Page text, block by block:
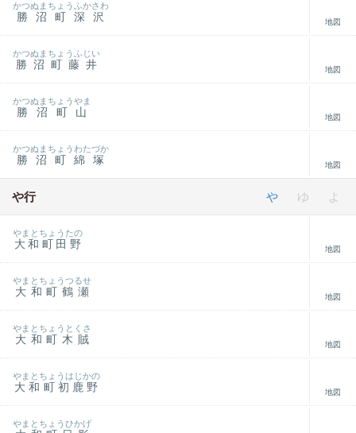
勝沼町深沢
かつぬまちょうふかさわ
地図
勝沼町藤井
かつぬまちょうふじい
地図
勝沼町山
かつぬまちょうやま
地図
勝沼町綿塚
かつぬまちょうわたづか
地図
や行 や ゆ よ
大和町田野
やまとちょうたの
地図
大和町鶴瀬
やまとちょうつるせ
地図
大和町木賊
やまとちょうとくさ
地図
大和町初鹿野
やまとちょうはじかの
地図
やまとちょうひかげ